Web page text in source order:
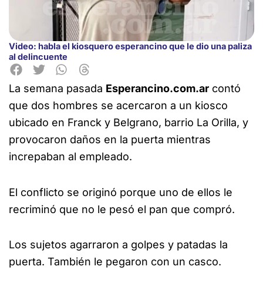
Video: habla el kiosquero esperancino que le dio una paliza
al delincuente
La semana pasada Esperancino.com.ar contó
que dos hombres se acercaron a un kiosco
ubicado en Franck y Belgrano, barrio La Orilla, y
provocaron daños en la puerta mientras
increpaban al empleado.
El conflicto se originó porque uno de ellos le
recriminó que no le pesó el pan que compró.
Los sujetos agarraron a golpes y patadas la
puerta. También le pegaron con un casco.